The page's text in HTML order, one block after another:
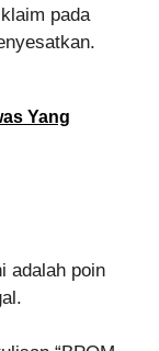
pada
Yang
adalah poin